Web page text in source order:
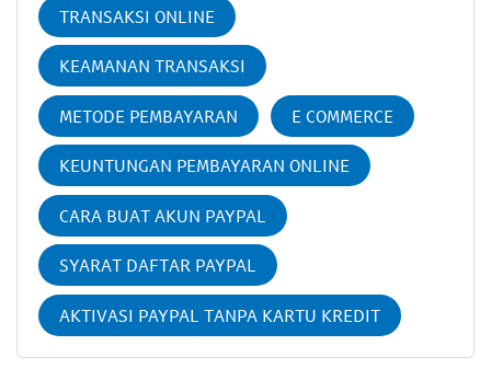
TRANSAKSI ONLINE
KEAMANAN TRANSAKSI
METODE PEMBAYARAN E COMMERCE
KEUNTUNGAN PEMBAYARAN ONLINE
CARA BUAT AKUN PAYPAL
SYARAT DAFTAR PAYPAL
AKTIVASI PAYPAL TANPA KARTU KREDIT